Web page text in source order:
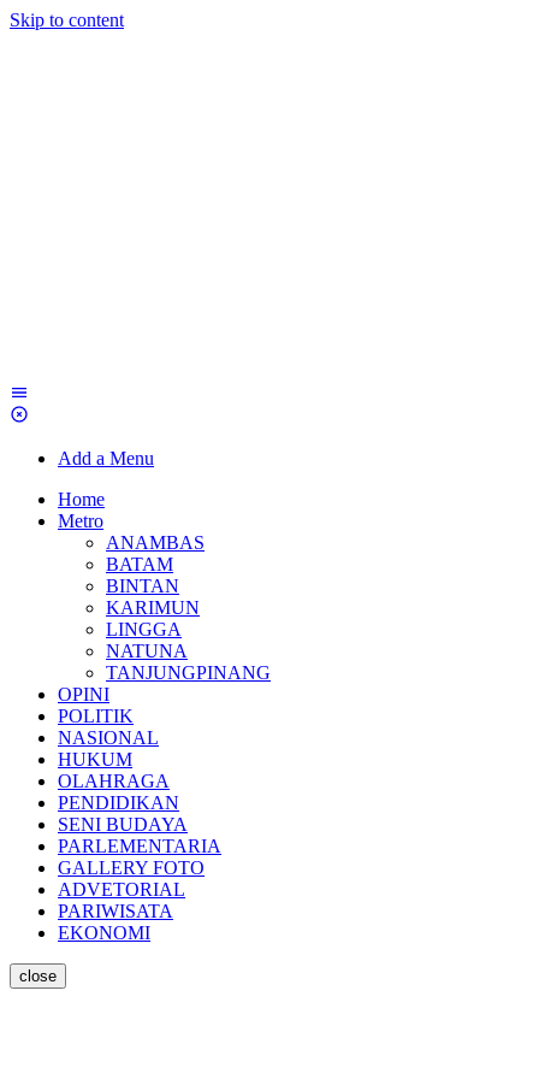
Skip to content
Add a Menu
Home
Metro
ANAMBAS
BATAM
BINTAN
KARIMUN
LINGGA
NATUNA
TANJUNGPINANG
OPINI
POLITIK
NASIONAL
HUKUM
OLAHRAGA
PENDIDIKAN
SENI BUDAYA
PARLEMENTARIA
GALLERY FOTO
ADVETORIAL
PARIWISATA
EKONOMI
close